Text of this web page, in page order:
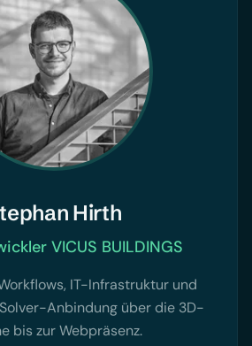
Hirth
VICUS BUILDINGS
IT-Infrastruktur und
Anbindung über die 3D-
bis zur Webpräsenz.